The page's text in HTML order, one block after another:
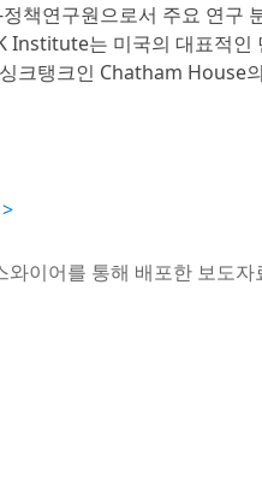
책연구원으로서 주요 연구
Institute는 미국의 대표적
크탱크인 Chatham House
와이어를 통해 배포한 보도